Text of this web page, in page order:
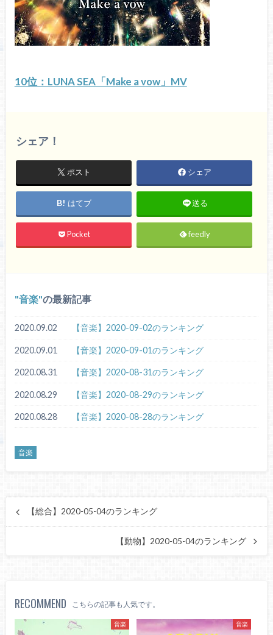
10位：LUNA SEA「Make a vow」MV
シェア！
ポスト シェア
はてブ 送る
Pocket feedly
音楽 の最新記事
2020.09.02 【音楽】2020-09-02のランキング
2020.09.01 【音楽】2020-09-01のランキング
2020.08.31 【音楽】2020-08-31のランキング
2020.08.29 【音楽】2020-08-29のランキング
2020.08.28 【音楽】2020-08-28のランキング
音楽
【総合】2020-05-04のランキング
【動物】2020-05-04のランキング
RECOMMEND こちらの記事も人気です。
音楽 音楽